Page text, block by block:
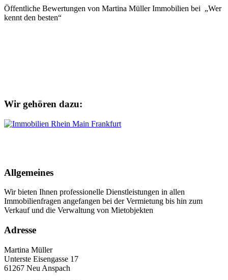
Öffentliche Bewertungen von Martina Müller Immobilien bei „Wer
kennt den besten“
Wir gehören dazu:
Allgemeines
Wir bieten Ihnen professionelle Dienstleistungen in allen
Immobilienfragen angefangen bei der Vermietung bis hin zum
Verkauf und die Verwaltung von Mietobjekten
Adresse
Martina Müller
Unterste Eisengasse 17
61267 Neu Anspach